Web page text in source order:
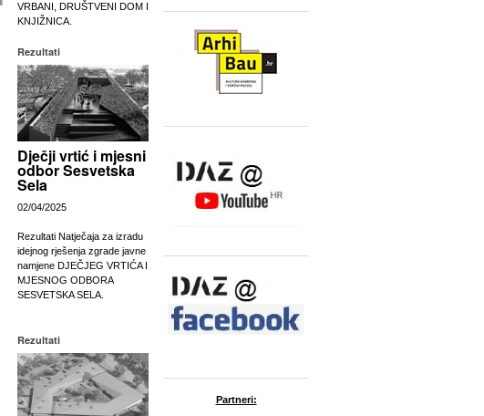
VRBANI, DRUŠTVENI DOM I
KNJIŽNICA.
Rezultati
Dječji vrtić i mjesni
odbor Sesvetska
Sela
02/04/2025
Rezultati Natječaja za izradu
idejnog rješenja zgrade javne
namjene DJEČJEG VRTIĆA I
MJESNOG ODBORA
SESVETSKA SELA.
Rezultati
Partneri: